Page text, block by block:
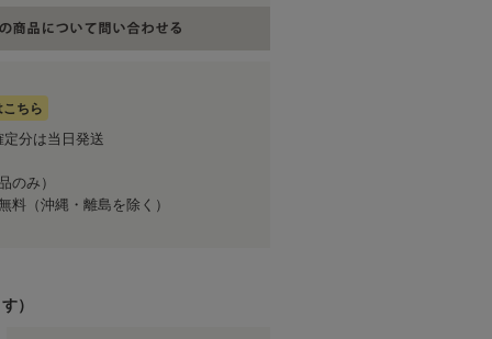
ちら
分は当日発送
のみ）
料（沖縄・離島を除く）
）